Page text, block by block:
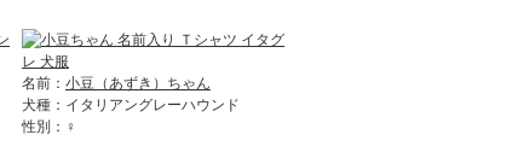
名前： 小豆（あずき）ちゃん
犬種：イタリアングレーハウンド
性別：♀